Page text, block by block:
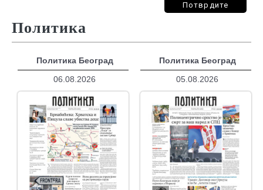
Потврдите
Политика
Политика Београд
06.08.2026
Политика Београд
05.08.2026